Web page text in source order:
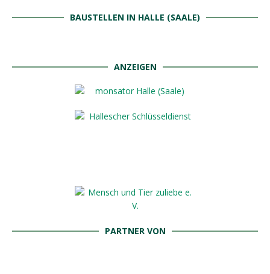
BAUSTELLEN IN HALLE (SAALE)
ANZEIGEN
PARTNER VON